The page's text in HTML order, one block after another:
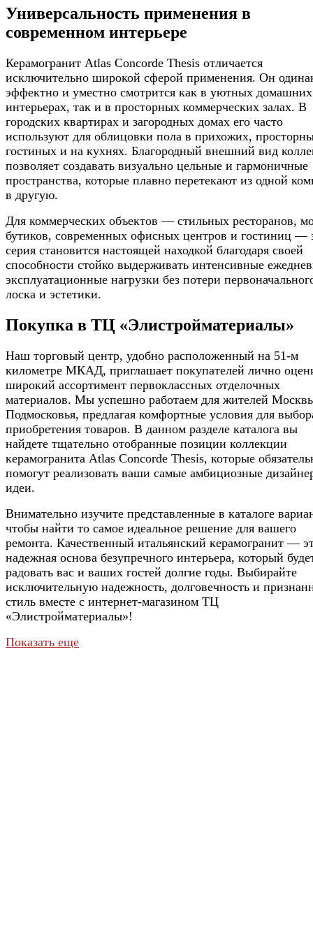
Универсальность применения в
современном интерьере
Керамогранит Atlas Concorde Thesis отличается
исключительно широкой сферой применения. Он
эффектно и уместно смотрится как в уютных домашних
интерьерах, так и в просторных коммерческих залах. В
городских квартирах и загородных домах его часто
используют для облицовки пола в прихожих,
гостиных и на кухнях. Благородный внешний вид
позволяет создавать визуально цельные и гармоничные
пространства, которые плавно перетекают из одной
в другую.
Для коммерческих объектов — стильных ресторанов,
бутиков, современных офисных центров и гостиниц —
серия становится настоящей находкой благодаря своей
способности стойко выдерживать интенсивные
эксплуатационные нагрузки без потери
лоска и эстетики.
Покупка в ТЦ «Элистройматериалы»
Наш торговый центр, удобно расположенный на 51-м
километре МКАД, приглашает покупателей лично
широкий ассортимент первоклассных отделочных
материалов. Мы успешно работаем для жителей
Подмосковья, предлагая комфортные условия для
приобретения товаров. В данном разделе каталога вы
найдете тщательно отобранные позиции коллекции
керамогранита Atlas Concorde Thesis, которые
помогут реализовать ваши самые амбициозные
идеи.
Внимательно изучите представленные в каталоге
чтобы найти то самое идеальное решение для вашего
ремонта. Качественный итальянский керамогранит —
надежная основа безупречного интерьера, который
радовать вас и ваших гостей долгие годы. Выбирайте
исключительную надежность, долговечность и
стиль вместе с интернет-магазином ТЦ
«Элистройматериалы»!
Показать еще